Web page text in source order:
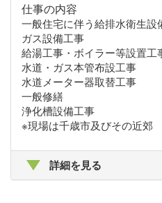
仕事の内容
一般住宅に伴う給排水衛生設
ガス設備工事
給湯工事・ボイラー等設置工
水道・ガス本管布設工事
水道メーター器取替工事
一般修繕
浄化槽設備工事
※現場は千歳市及びその近郊
詳細を見る